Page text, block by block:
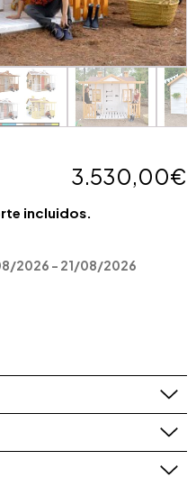
3.530,00€
incluidos.
2026 - 21/08/2026
para el jardín
con barandilla y